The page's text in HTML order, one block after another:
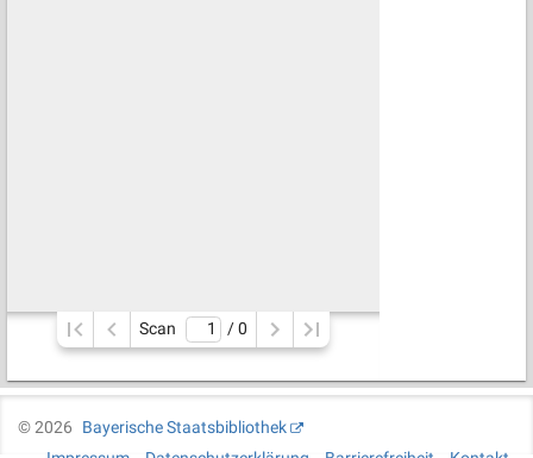
Scan / 0
©2026
Bayerische Staatsbibliothek